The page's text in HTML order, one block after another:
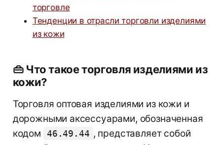
торговле
Тенденции в отрасли торговли изделиями
из кожи
👜Что такое торговля изделиями из
кожи?
Торговля оптовая изделиями из кожи и
дорожными аксессуарами, обозначенная
кодом
46.49.44 , представляет собой